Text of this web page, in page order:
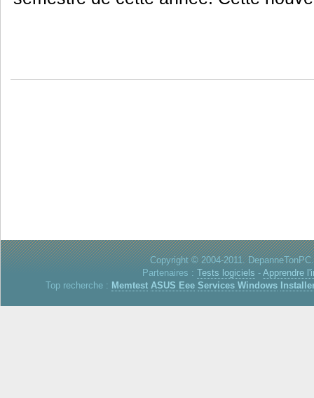
Copyright © 2004-2011.
Partenaires : Tests logiciels - Apprendre
Top recherche : Memtest ASUS Eee Services Windows